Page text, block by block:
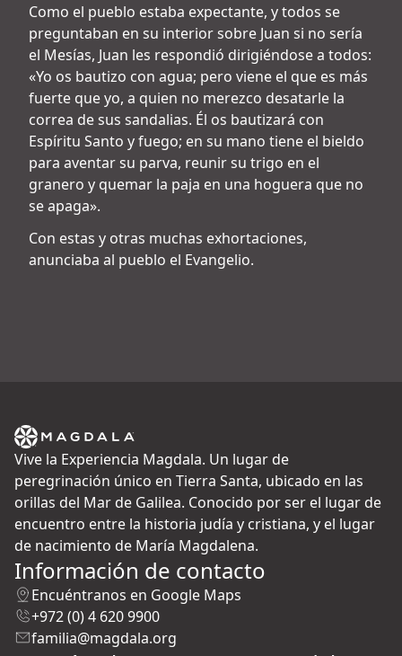
Como el pueblo estaba expectante, y todos se
preguntaban en su interior sobre Juan si no sería
el Mesías, Juan les respondió dirigiéndose a todos:
«Yo os bautizo con agua; pero viene el que es más
fuerte que yo, a quien no merezco desatarle la
correa de sus sandalias. Él os bautizará con
Espíritu Santo y fuego; en su mano tiene el bieldo
para aventar su parva, reunir su trigo en el
granero y quemar la paja en una hoguera que no
se apaga».
Con estas y otras muchas exhortaciones,
anunciaba al pueblo el Evangelio.
Vive la Experiencia Magdala. Un lugar de
peregrinación único en Tierra Santa, ubicado en las
orillas del Mar de Galilea. Conocido por ser el lugar de
encuentro entre la historia judía y cristiana, y el lugar
de nacimiento de María Magdalena.
Información de contacto
Encuéntranos en Google Maps
+972 (0) 4 620 9900
familia@magdala.org